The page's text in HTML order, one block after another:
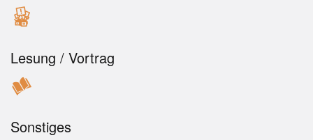
Lesung / Vortrag
Sonstiges